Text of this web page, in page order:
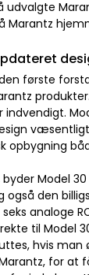
udvalgte
Marantz
første
opbygning
byder Model
også den
analoge
til Model
hvis man
for